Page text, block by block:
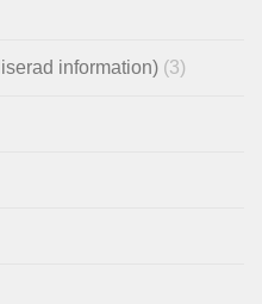
information) (3)